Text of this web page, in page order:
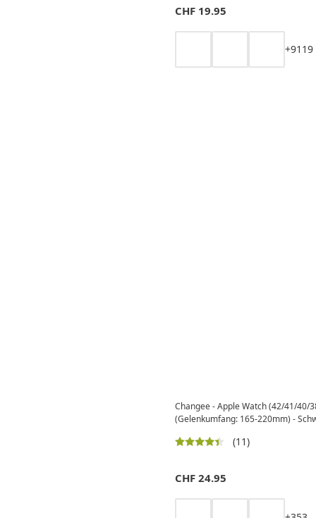
CHF 19.95
+9119
Changee - Apple Watch (42/41/40/
(Gelenkumfang: 165-220mm) -
(11)
CHF 24.95